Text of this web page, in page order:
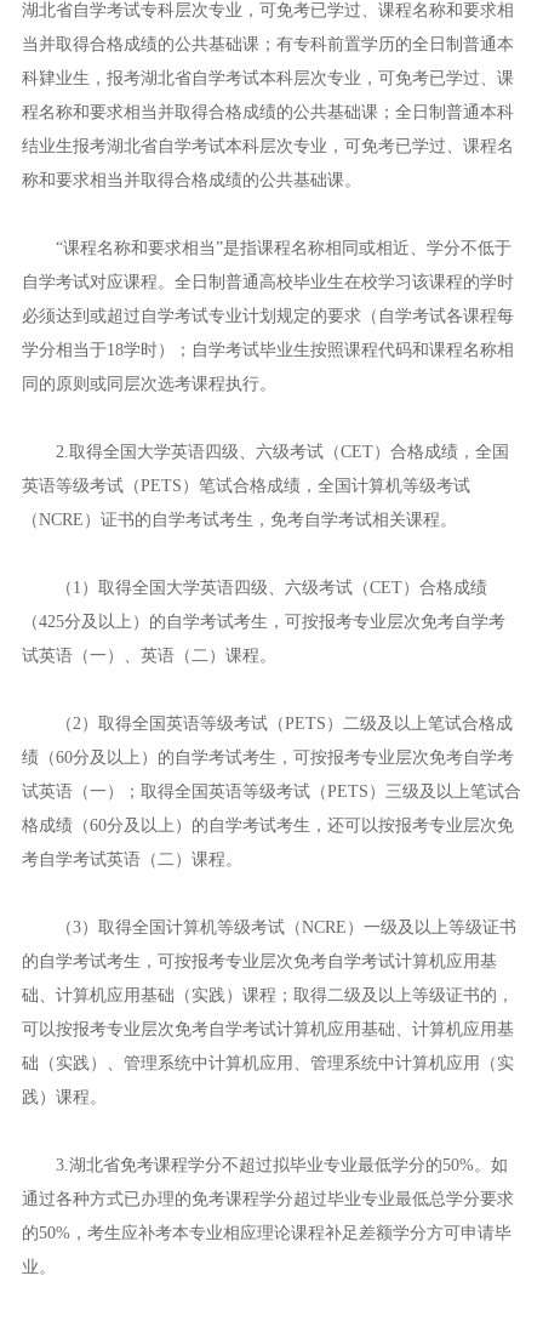
湖北省自学考试专科层次专业，可免考已学过、课程名称和要求相
当并取得合格成绩的公共基础课；有专科前置学历的全日制普通本
科肄业生，报考湖北省自学考试本科层次专业，可免考已学过、课
程名称和要求相当并取得合格成绩的公共基础课；全日制普通本科
结业生报考湖北省自学考试本科层次专业，可免考已学过、课程名
称和要求相当并取得合格成绩的公共基础课。
“课程名称和要求相当”是指课程名称相同或相近、学分不低于
自学考试对应课程。全日制普通高校毕业生在校学习该课程的学时
必须达到或超过自学考试专业计划规定的要求（自学考试各课程每
学分相当于18学时）；自学考试毕业生按照课程代码和课程名称相
同的原则或同层次选考课程执行。
2.取得全国大学英语四级、六级考试（CET）合格成绩，全国
英语等级考试（PETS）笔试合格成绩，全国计算机等级考试
（NCRE）证书的自学考试考生，免考自学考试相关课程。
（1）取得全国大学英语四级、六级考试（CET）合格成绩
（425分及以上）的自学考试考生，可按报考专业层次免考自学考
试英语（一）、英语（二）课程。
（2）取得全国英语等级考试（PETS）二级及以上笔试合格成
绩（60分及以上）的自学考试考生，可按报考专业层次免考自学考
试英语（一）；取得全国英语等级考试（PETS）三级及以上笔试合
格成绩（60分及以上）的自学考试考生，还可以按报考专业层次免
考自学考试英语（二）课程。
（3）取得全国计算机等级考试（NCRE）一级及以上等级证书
的自学考试考生，可按报考专业层次免考自学考试计算机应用基
础、计算机应用基础（实践）课程；取得二级及以上等级证书的，
可以按报考专业层次免考自学考试计算机应用基础、计算机应用基
础（实践）、管理系统中计算机应用、管理系统中计算机应用（实
践）课程。
3.湖北省免考课程学分不超过拟毕业专业最低学分的50%。如
通过各种方式已办理的免考课程学分超过毕业专业最低总学分要求
的50%，考生应补考本专业相应理论课程补足差额学分方可申请毕
业。